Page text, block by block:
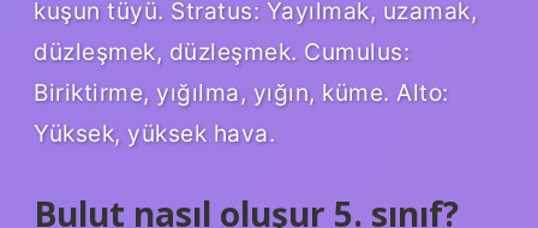
kuşun tüyü. Stratus: Yayılmak, uzamak,
düzleşmek, düzleşmek. Cumulus:
Biriktirme, yığılma, yığın, küme. Alto:
Yüksek, yüksek hava.
Bulut nasıl oluşur 5. sınıf?